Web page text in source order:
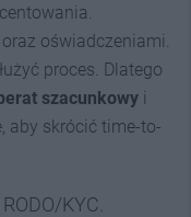
oświadczeniami.
proces. Dlatego
szacunkowy i
aby skrócić time-to-
KYC.